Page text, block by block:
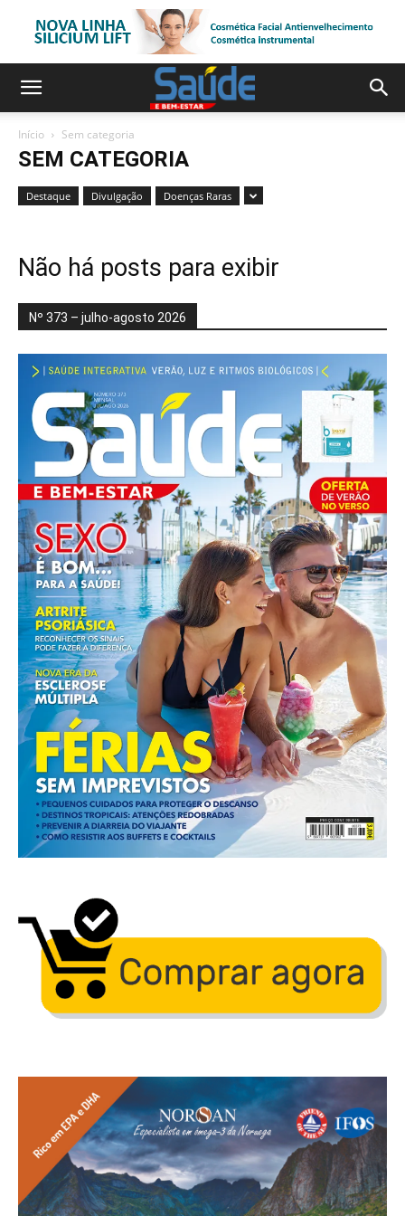
Início Sem categoria
SEM CATEGORIA
Destaque Divulgação Doenças Raras
Não há posts para exibir
Nº 373 – julho-agosto 2026